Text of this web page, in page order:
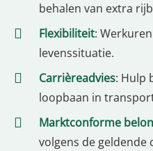
behalen van extra
Flexibiliteit:
levenssituatie.
Carrièreadvies: Hulp
loopbaan in
Marktconforme
volgens de geldende